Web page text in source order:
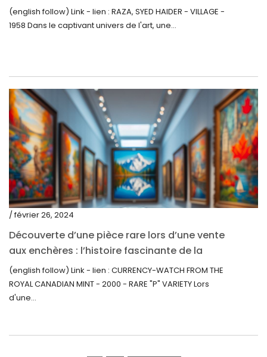
décembre 2020
novembre 2020
septembre 2020
juillet 2020
juin 2020
mai 2020
mars 2020
février 2020
décembre 2019
octobre 2019
septembre 2019
juin 2019
avril 2019
Inattendue
(english follow) Link - lien : RAZA, SYED HAIDER - VILLAGE -
1958 Dans le captivant univers de l'art, une...
/ février 26, 2024
Découverte d’une pièce rare lors d’une vente
aux enchères : l’histoire fascinante de la
Monnaie-Montre de la Monnaie Royale du
Canada (2000) Rare Variété « P »
(english follow) Link - lien : CURRENCY-WATCH FROM THE
ROYAL CANADIAN MINT - 2000 - RARE "P" VARIETY Lors
d'une...